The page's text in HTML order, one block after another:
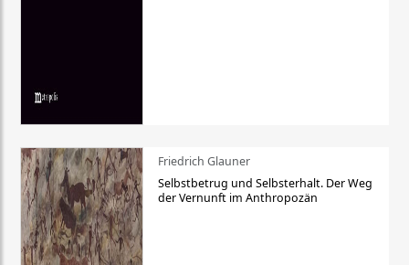
Friedrich Glauner
Selbstbetrug und Selbsterhalt. Der Weg
der Vernunft im Anthropozän